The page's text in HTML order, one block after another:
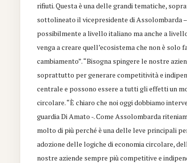
rifiuti. Questa è una delle grandi tematiche,
sottolineato il vicepresidente di Assolombarda
possibilmente a livello italiano ma anche a
venga a creare quell’ecosistema che non è
cambiamento”. “Bisogna spingere le nostre
soprattutto per generare competitività e
centrale e possono essere a tutti gli effetti un
circolare. “È chiaro che noi oggi dobbiamo
guardia Di Amato -. Come Assolombarda
molto di più perché è una delle leve principali
adozione delle logiche di economia circolare,
nostre aziende sempre più competitive e